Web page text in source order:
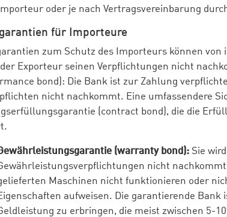
Importeur oder je nach Vertragsvereinbarung
für Importeure
zum Schutz des Importeurs können
Exporteur seinen Verpflichtungen nicht
bond): Die Bank ist zur Zahlung
nicht nachkommt. Eine umfassendere
(contract bond), die die
(warranty bond): Sie
nicht
Maschinen nicht funktionieren oder
aufweisen. Die garantierende
zu erbringen, die meist zwischen 5-